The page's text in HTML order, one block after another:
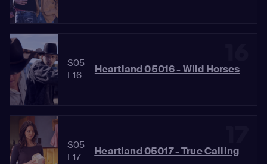
S05
E16
Heartland 05016 - Wild Horses
S05
E17
Heartland 05017 - True Calling